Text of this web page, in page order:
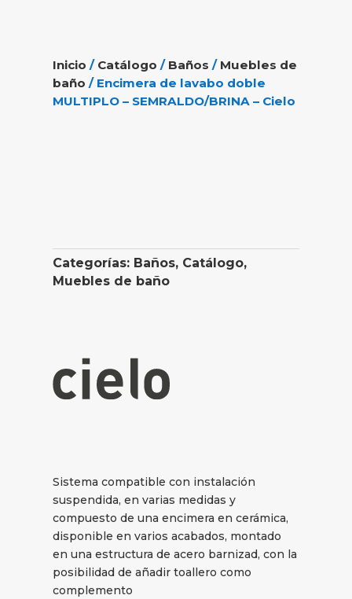
Inicio / Catálogo / Baños / Muebles de
baño / Encimera de lavabo doble
MULTIPLO – SEMRALDO/BRINA – Cielo
Categorías: Baños, Catálogo,
Muebles de baño
Sistema compatible con instalación
suspendida, en varias medidas y
compuesto de una encimera en cerámica,
disponible en varios acabados, montado
en una estructura de acero barnizad, con la
posibilidad de añadir toallero como
complemento